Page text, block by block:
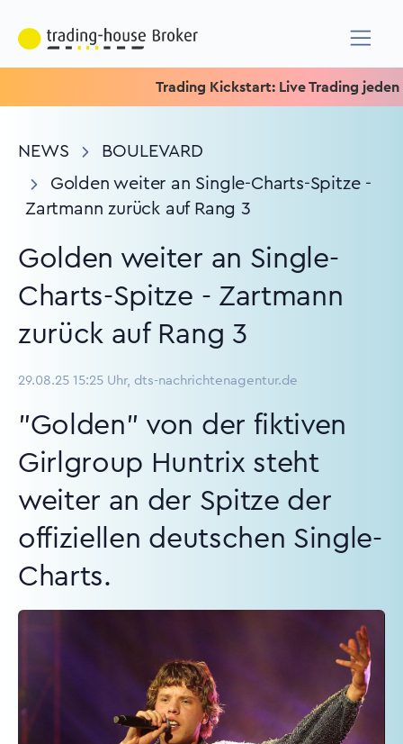
Trading Kickstart: Live Trading jeden
NEWS
BOULEVARD
Golden weiter an Single-Charts-Spitze -
Zartmann zurück auf Rang 3
Golden weiter an Single-
Charts-Spitze - Zartmann
zurück auf Rang 3
29.08.25 15:25 Uhr, dts-nachrichtenagentur.de
"Golden" von der fiktiven
Girlgroup Huntrix steht
weiter an der Spitze der
offiziellen deutschen Single-
Charts.